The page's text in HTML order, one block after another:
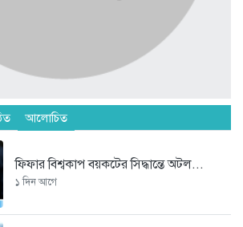
আলোচিত
ফিফার বিশ্বকাপ বয়কটের সিদ্ধান্তে অটল...
১ দিন আগে